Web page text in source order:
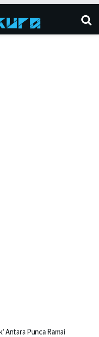
Antara Punca Ramai